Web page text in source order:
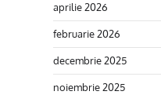
aprilie 2026
februarie 2026
decembrie 2025
noiembrie 2025